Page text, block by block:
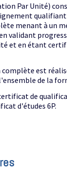
Par Unité)
menant à un
validant
et en étant
est
de la
de
d'études 6P.